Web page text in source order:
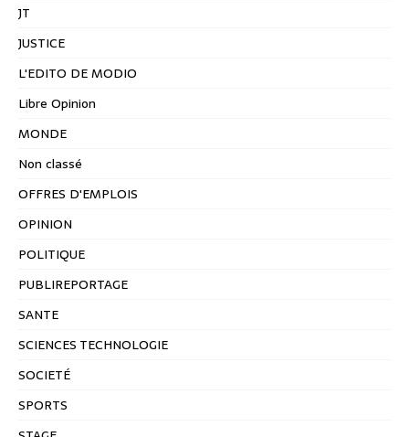
JT
JUSTICE
L'EDITO DE MODIO
Libre Opinion
MONDE
Non classé
OFFRES D'EMPLOIS
OPINION
POLITIQUE
PUBLIREPORTAGE
SANTE
SCIENCES TECHNOLOGIE
SOCIETÉ
SPORTS